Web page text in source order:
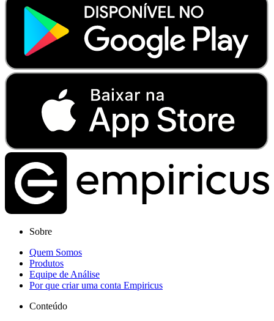
Sobre
Quem Somos
Produtos
Equipe de Análise
Por que criar uma conta Empiricus
Conteúdo